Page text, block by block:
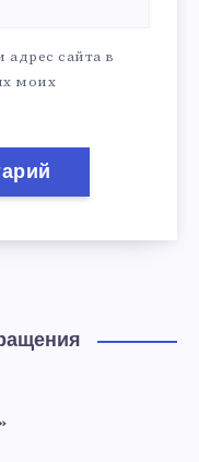
сайта в
моих